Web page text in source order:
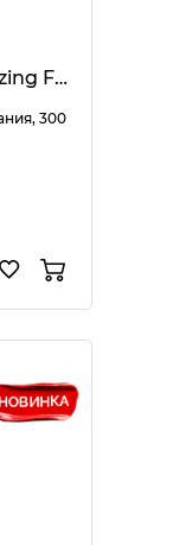
Forever Young Moisturizing Facial Wash
300